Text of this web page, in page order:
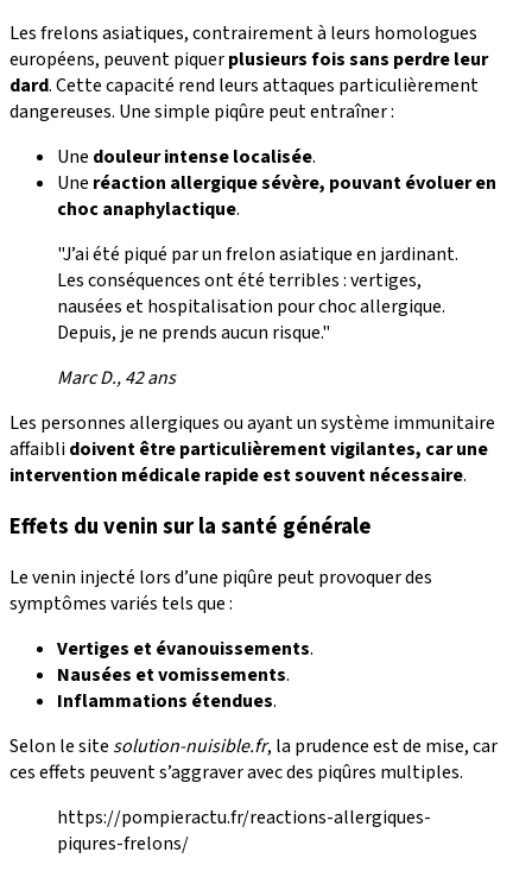
Les frelons asiatiques, contrairement à leurs homologues
européens, peuvent piquerplusieurs fois sans perdre leur
dard. Cette capacité rend leurs attaques particulièrement
dangereuses. Une simple piqûre peut entraîner :
Une douleur intense localisée.
Une réaction allergique sévère, pouvant évoluer en
choc anaphylactique.
"J’ai été piqué par un frelon asiatique en jardinant.
Les conséquences ont été terribles : vertiges,
nausées et hospitalisation pour choc allergique.
Depuis, je ne prends aucun risque."
Marc D., 42 ans
Les personnes allergiques ou ayant un système immunitaire
affaiblidoivent être particulièrement vigilantes, car une
intervention médicale rapide est souvent nécessaire.
Effets du venin sur la santé générale
Le venin injecté lors d’une piqûre peut provoquer des
symptômes variés tels que :
Vertiges et évanouissements.
Nausées et vomissements.
Inflammations étendues.
Selon le site solution-nuisible.fr, la prudence est de mise, car
ces effets peuvent s’aggraver avec des piqûres multiples.
https://pompieractu.fr/reactions-allergiques-
piqures-frelons/